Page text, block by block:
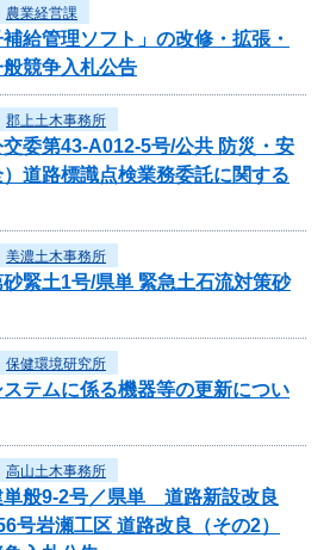
農業経営課
補給管理ソフト」の改修・拡張・
競争入札公告
郡上土木事務所
交委第43-A012-5号/公共 防災・安
道路標識点検業務委託に関する
美濃土木事務所
砂緊土1号/県単 緊急土石流対策砂
保健環境研究所
テムに係る機器等の更新につい
高山土木事務所
単般9-2号／県単 道路新設改良
号岩瀬工区 道路改良（その2）